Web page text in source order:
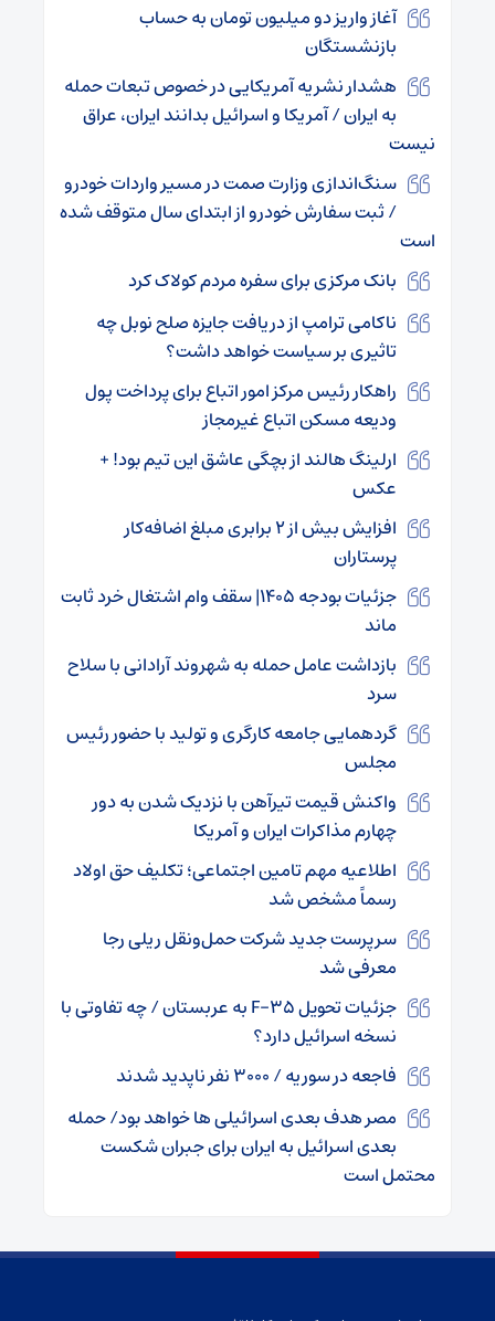
آغاز واریز دو میلیون تومان به حساب
بازنشستگان
هشدار نشریه آمریکایی در خصوص تبعات حمله
به ایران / آمریکا و اسرائیل بدانند ایران، عراق
نیست
سنگ‌اندازی وزارت صمت در مسیر واردات خودرو
/ ثبت سفارش خودرو از ابتدای سال متوقف شده
است
بانک مرکزی برای سفره مردم کولاک کرد
ناکامی ترامپ از دریافت جایزه صلح نوبل چه
تاثیری بر سیاست خواهد داشت؟
راهکار رئیس مرکز امور اتباع برای پرداخت پول
ودیعه مسکن اتباع غیرمجاز
ارلینگ هالند از بچگی عاشق این تیم بود! +
عکس
افزایش بیش از ۲ برابری مبلغ اضافه‌کار
پرستاران
جزئیات بودجه ۱۴۰۵| سقف وام اشتغال خرد ثابت
ماند
بازداشت عامل حمله به شهروند آرادانی با سلاح
سرد
گردهمایی جامعه کارگری و تولید با حضور رئیس
مجلس
واکنش قیمت تیرآهن با نزدیک شدن به دور
چهارم مذاکرات ایران و آمریکا
اطلاعیه مهم تامین اجتماعی؛ تکلیف حق اولاد
رسماً مشخص شد
سرپرست جدید شرکت حمل‌ونقل ریلی رجا
معرفی شد
جزئیات تحویل F-۳۵ به عربستان / چه تفاوتی با
نسخه اسرائیل دارد؟
فاجعه در سوریه / ۳۰۰۰ نفر ناپدید شدند
مصر هدف بعدی اسرائیلی ها خواهد بود/ حمله
بعدی اسرائیل به ایران برای جبران شکست
محتمل است